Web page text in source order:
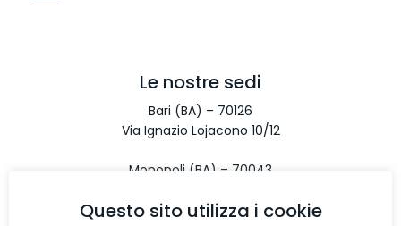
Le nostre sedi
Bari (BA) – 70126
Via Ignazio Lojacono 10/12
Monopoli (BA) – 70043
Questo sito utilizza i cookie